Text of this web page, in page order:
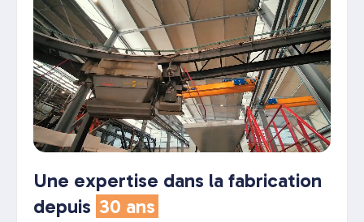
Une expertise dans la fabrication
depuis 30 ans